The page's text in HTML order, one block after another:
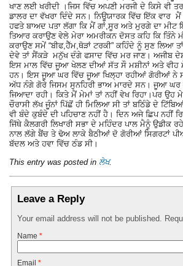
ਖਾਣ ਲਈ ਖਰੀਦੀ ।ਜਿਸ ਵਿੱਚ ਅਪਣੀ ਮਰਜੀ ਦੇ ਕਿਸੇ ਵੀ
ਡਾਲਰ ਦਾ ਵੱਖਰਾ ਦਿੰਦੇ ਸਨ। ਨਿਊਯਾਰਕ ਵਿੱਚ ਇੱਕ ਵਾਰ
ਹਫਤੇ ਬਾਅਦ ਪਤਾ ਲੱਗਾ ਕਿ ਮੈਂ ਗਾਂ,ਸੂਰ ਅਤੇ ਮੁਰਗੇ ਦਾ ਮੀਟ
ਤਿਆਰ ਕਰਾਉਣ ਵੇਲੇ ਮੇਰਾ ਅਮਰੀਕਨ ਦੋਸਤ ਕਹਿ ਕਿ
ਕਰਾਉਣ ਸਮੇਂ “ਬੀਫ,ਹੈੱਮ,ਥੋੜਾਂ ਟਰਕੀ” ਕਹਿੰਦੇ ਨੂੰ ਸੁਣ ਲਿਆ
ਦੇਵੇ ਤਾਂ ਸੈਂਕੜੇ ਮਨੁੱਖ ਦੰਗੇ ਫਸਾਦ ਵਿੱਚ ਮਰ ਜਾਣ। ਅਜੀਬ
ਇਸ ਮਾਲ ਵਿੱਚ ਜੂਆ ਖੇਲਣ ਦੀਆਂ ਸੱਤ ਸੌ ਮਸ਼ੀਨਾਂ ਅਤੇ ਵੀਹ
ਹਨ। ਇਸ ਜੂਆ ਘਰ ਵਿੱਚ ਜੂਆ ਖਿਲ੍ਹਾ ਰਹੀਆਂ ਗੋਰੀਆਂ ਨੇ
ਅੱਧ ਨੰਗੇ ਗੋਰੇ ਜਿਸਮ ਸੁਨਹਿਰੀ ਭਾਅ ਮਾਰਦੇ ਸਨ। ਜੂਆ
ਜਿਆਦਾ ਰਹੀ। ਕਿਤੇ ਮੈਂ ਮੇਮਾਂ ਤਾਂ ਨਹੀਂ ਵੇਖ ਰਿਹਾ।ਪਰ ਉਹ
ਚੌਰਾਸੀ ਲੱਖ ਜੂੰਨਾਂ ਪਿੱਛੋਂ ਹੀ ਮਿਲਿਆ ਸੀ ਤਾਂ ਬਠਿੰਡੇ ਦੇ
ਵੀ ਬੰਦੇ ਕੁਬੰਦੇ ਦੀ ਪਹਿਚਾਣ ਨਹੀਂ ਹੈ। ਦਿਨ ਅਜੇ ਛਿਪ ਨਹੀਂ
ਜਿੱਥੇ ਕੈਲਗਰੀ ਲਿਖਾਰੀ ਸਭਾ ਦੇ ਮਹਿੰਦਰ ਪਾਲ ਮੈਨੂੰ ਉਡੀਕ
ਨਾਲ ਲੱਗੇ ਬੈਂਚ ਤੇ ਢੋਅ ਲਾਕੇ ਬੈਠੀਆਂ ਦੋ ਗੋਰੀਆਂ ਸਿਗਰਟਾਂ
ਬੱਦਲ ਅਤੇ ਹਵਾ ਵਿੱਚ ਠੰਡ ਸੀ।
This entry was posted in ਲੇਖ.
Leave a Reply
Your email address will not be published.
Name *
Email *